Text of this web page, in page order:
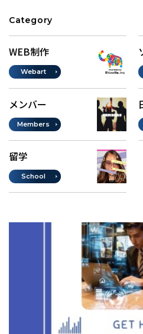
Category
WEB制作
Webart
メンバー
Members
留学
School